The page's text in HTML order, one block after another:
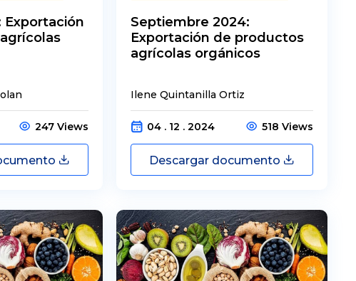
Exportación
247 Views
Septiembre 2024:
Exportación de productos
agrícolas orgánicos
Ilene Quintanilla Ortiz
04 . 12 . 2024 518 Views
Descargar documento